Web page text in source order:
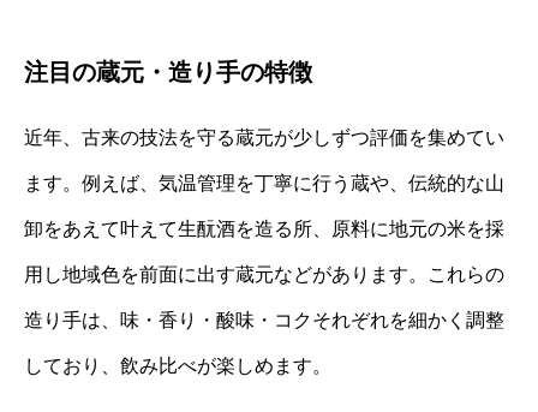
注目の蔵元・造り手の特徴
近年、古来の技法を守る蔵元が少しずつ評価を集めてい
ます。例えば、気温管理を丁寧に行う蔵や、伝統的な山
卸をあえて叶えて生酛酒を造る所、原料に地元の米を採
用し地域色を前面に出す蔵元などがあります。これらの
造り手は、味・香り・酸味・コクそれぞれを細かく調整
しており、飲み比べが楽しめます。